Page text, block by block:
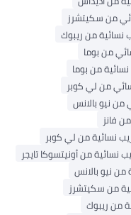
من سكيتشرز
نسائية من ريبوك
من بوما
من بوما
من لي كوبر
من نيو بالانس
فانز
نسائية من لي كوبر
نسائية من أونيتسوكا تايجر
من نيو بالانس
من سكيتشرز
من ريبوك